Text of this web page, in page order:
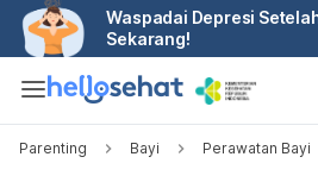
Waspadai Depresi
Sekarang!
Parenting Bayi Perawatan Bayi